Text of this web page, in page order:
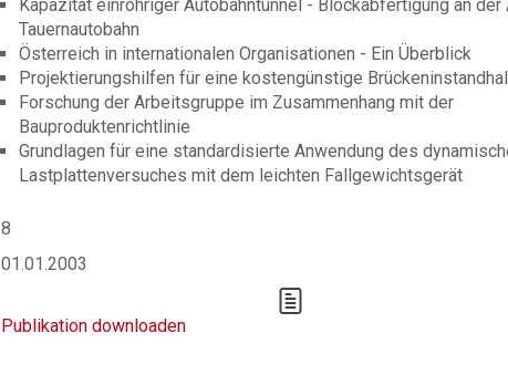
Kapazität einröhriger Autobahntunnel - Blockabfertigung an der
Tauernautobahn
Österreich in internationalen Organisationen - Ein Überblick
Projektierungshilfen für eine kostengünstige
Forschung der Arbeitsgruppe im Zusammenhang mit der
Bauproduktenrichtlinie
Grundlagen für eine standardisierte Anwendung des
Lastplattenversuches mit dem leichten Fallgewichtsgerät
8
01.01.2003
Publikation downloaden